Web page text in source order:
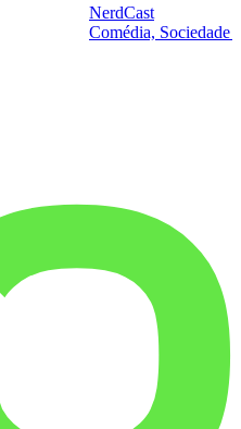
NerdCast
Comédia, Sociedade